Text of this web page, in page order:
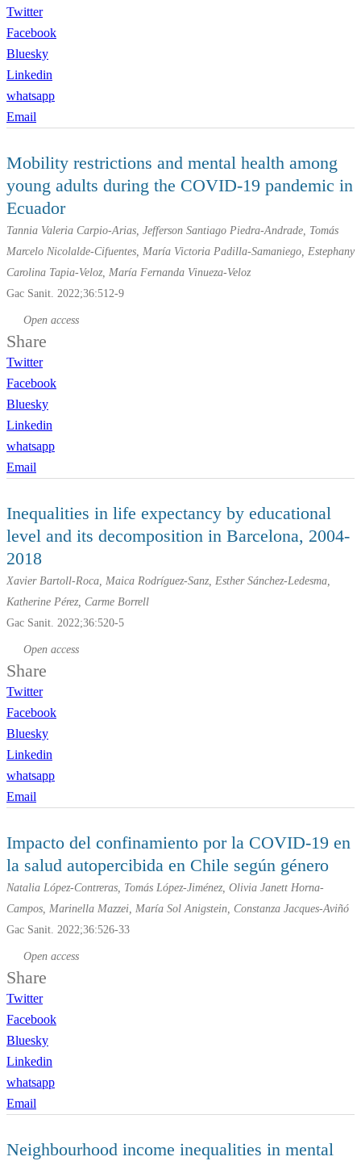
Twitter
Facebook
Bluesky
Linkedin
whatsapp
Email
Mobility restrictions and mental health among
young adults during the COVID-19 pandemic in
Ecuador
Tannia Valeria Carpio-Arias, Jefferson Santiago Piedra-Andrade, Tomás
Marcelo Nicolalde-Cifuentes, María Victoria Padilla-Samaniego, Estephany
Carolina Tapia-Veloz, María Fernanda Vinueza-Veloz
Gac Sanit. 2022;36:512-9
Open access
Share
Twitter
Facebook
Bluesky
Linkedin
whatsapp
Email
Inequalities in life expectancy by educational
level and its decomposition in Barcelona, 2004-
2018
Xavier Bartoll-Roca, Maica Rodríguez-Sanz, Esther Sánchez-Ledesma,
Katherine Pérez, Carme Borrell
Gac Sanit. 2022;36:520-5
Open access
Share
Twitter
Facebook
Bluesky
Linkedin
whatsapp
Email
Impacto del confinamiento por la COVID-19 en
la salud autopercibida en Chile según género
Natalia López-Contreras, Tomás López-Jiménez, Olivia Janett Horna-
Campos, Marinella Mazzei, María Sol Anigstein, Constanza Jacques-Aviñó
Gac Sanit. 2022;36:526-33
Open access
Share
Twitter
Facebook
Bluesky
Linkedin
whatsapp
Email
Neighbourhood income inequalities in mental